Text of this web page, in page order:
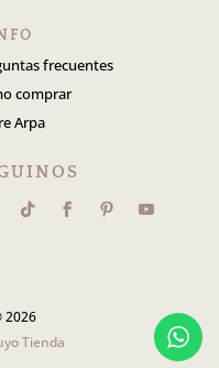
frecuentes
comprar
Arpa
2026
Tienda